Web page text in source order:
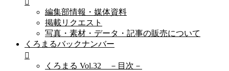
編集部情報・媒体資料
掲載リクエスト
写真・素材・データ・記事の販売について
くろまるバックナンバー
くろまる Vol.32 －目次－